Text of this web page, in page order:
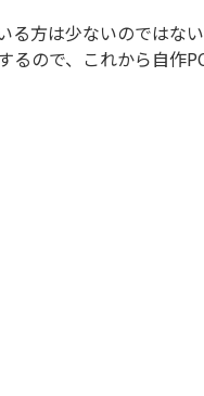
方は少ないのではな
ので、これから自作